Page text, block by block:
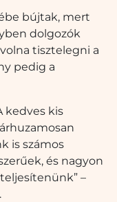
bújtak, mert
dolgozók
tisztelegni a
pedig a
kedves kis
is számos
és nagyon
–